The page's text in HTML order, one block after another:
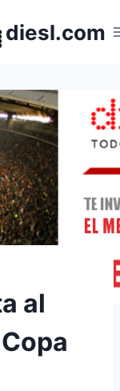
diesl.com
al